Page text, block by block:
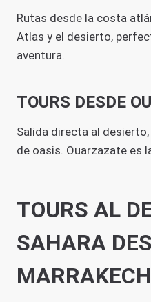
Rutas desde la costa
Atlas y el desierto,
aventura.
TOURS DESDE
Salida directa al
de oasis. Ouarzazate es
TOURS AL
SAHARA
MARRAKECH